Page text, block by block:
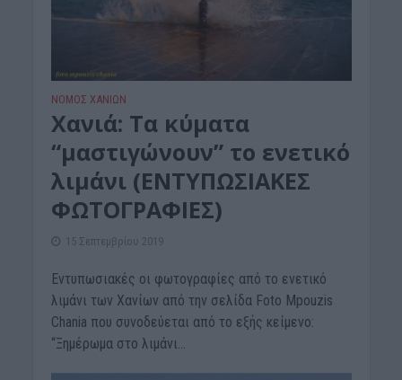
ΝΟΜΌΣ ΧΑΝΊΩΝ
Χανιά: Τα κύματα
“μαστιγώνουν” το ενετικό
λιμάνι (ΕΝΤΥΠΩΣΙΑΚΕΣ
ΦΩΤΟΓΡΑΦΙΕΣ)
15 Σεπτεμβρίου 2019
Eντυπωσιακές οι φωτογραφίες από το ενετικό
λιμάνι των Χανίων από την σελίδα Foto Mpouzis
Chania που συνοδεύεται από το εξής κείμενο:
“Ξημέρωμα στο λιμάνι...